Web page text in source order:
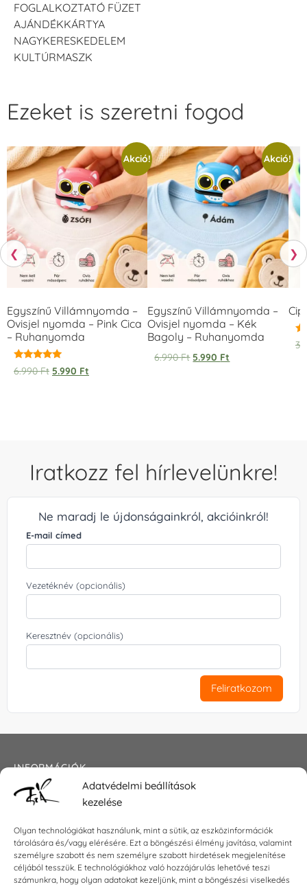
Adatvédelmi beállítások
kezelése
Olyan technológiákat használunk, mint a sütik, az eszközinformációk
tárolására és/vagy elérésére. Ezt a böngészési élmény javítása, valamint
személyre szabott és nem személyre szabott hirdetések megjelenítése
céljából tesszük. E technológiákhoz való hozzájárulás lehetővé teszi
számunkra, hogy olyan adatokat kezeljünk, mint a böngészési viselkedés
FOGLALKOZTATÓ FÜZET
AJÁNDÉKKÁRTYA
NAGYKERESKEDELEM
KULTÚRMASZK
❮
Ezeket is szeretni fogod
Akció!
Egyszínű Villámnyomda –
Ovisjel nyomda – Pink Cica
– Ruhanyomda
Értékelés:
5.00
6.990Ft 5.990 Ft
Akció!
Egyszínű Villámnyomda –
Ovisjel nyomda – Kék
Bagoly – Ruhanyomda
6.990Ft 5.990 Ft
❯
Iratkozz fel hírlevelünkre!
Ne maradj le újdonságainkról, akcióinkról!
E-mail címed
Vezetéknév (opcionális)
Keresztnév (opcionális)
Feliratkozom
INFORMÁCIÓK
Általános szerződési feltételek
Impresszum
KAPCSOLAT